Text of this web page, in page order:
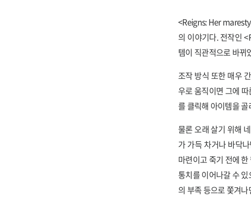
<Reigns: Her
의 이야기다. 전작인
템이 직관적으로 바뀌
조작 방식 또한 매우
우로 움직이면 그에
를 클릭해 아이템을
물론 오래 살기 위해
가 가득 차거나 바닥
마련이고 죽기 전에
통치를 이어나갈 수
의 부족 등으로 쫓겨